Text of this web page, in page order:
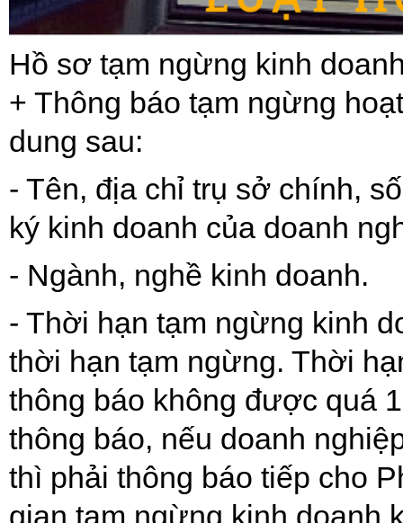
Hồ sơ tạm ngừng kinh
+ Thông báo tạm ngừng
dung sau:
- Tên, địa chỉ trụ sở chính,
ký kinh doanh của doanh
- Ngành, nghề kinh doanh.
- Thời hạn tạm ngừng kinh
thời hạn tạm ngừng. Thời
thông báo không được quá
thông báo, nếu doanh
thì phải thông báo tiếp cho
gian tạm ngừng kinh doanh